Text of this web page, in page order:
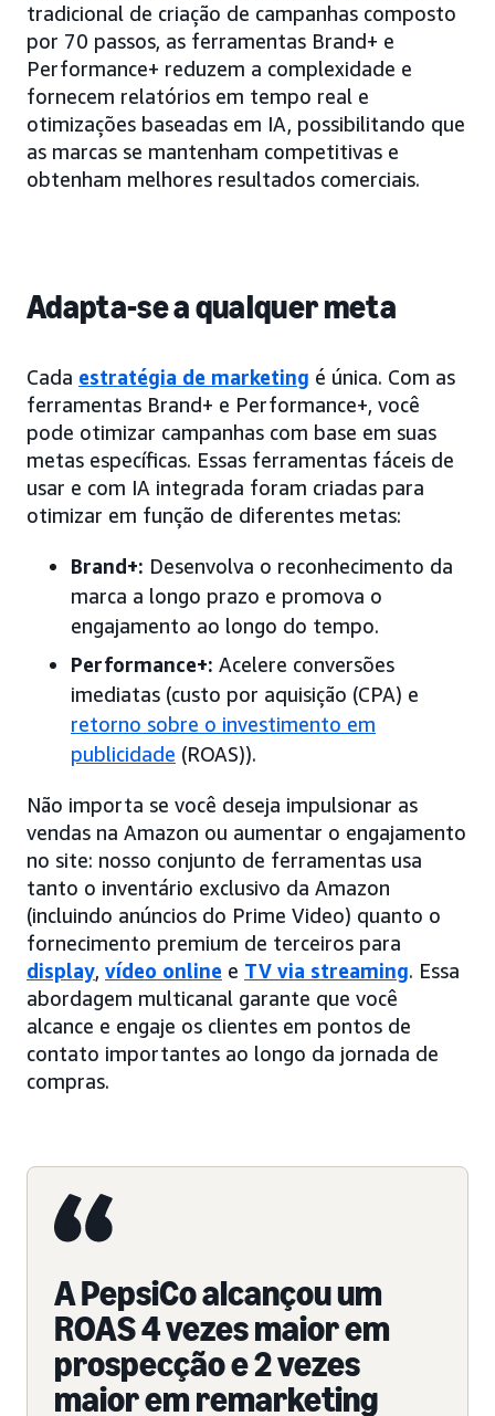
tradicional de criação de campanhas composto
por 70 passos, as ferramentas Brand+ e
Performance+ reduzem a complexidade e
fornecem relatórios em tempo real e
otimizações baseadas em IA, possibilitando que
as marcas se mantenham competitivas e
obtenham melhores resultados comerciais.
Adapta-se a qualquer meta
Cada estratégia de marketing é única. Com as
ferramentas Brand+ e Performance+, você
pode otimizar campanhas com base em suas
metas específicas. Essas ferramentas fáceis de
usar e com IA integrada foram criadas para
otimizar em função de diferentes metas:
Brand+: Desenvolva o reconhecimento da
marca a longo prazo e promova o
engajamento ao longo do tempo.
Performance+: Acelere conversões
imediatas (custo por aquisição (CPA) e
retorno sobre o investimento em
publicidade (ROAS)).
Não importa se você deseja impulsionar as
vendas na Amazon ou aumentar o engajamento
no site: nosso conjunto de ferramentas usa
tanto o inventário exclusivo da Amazon
(incluindo anúncios do Prime Video) quanto o
fornecimento premium de terceiros para
display, vídeo online e TV via streaming. Essa
abordagem multicanal garante que você
alcance e engaje os clientes em pontos de
contato importantes ao longo da jornada de
compras.
A PepsiCo alcançou um
ROAS 4 vezes maior em
prospecção e 2 vezes
maior em remarketing